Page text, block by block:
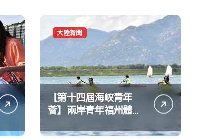
大陸新聞
【第十四屆海峽青年
薈】兩岸青年福州體驗